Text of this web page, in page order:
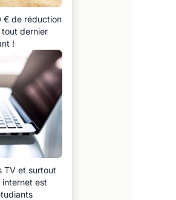
€ de réduction
dernier
!
TV et surtout
est